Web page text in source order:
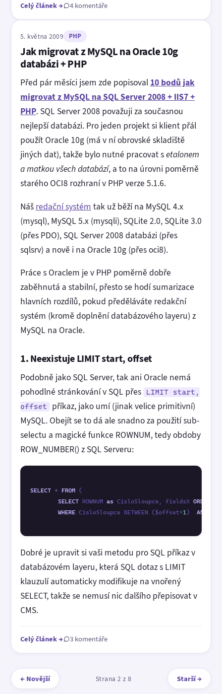
Celý článek→ 4 komentáře
5. května 2009 PHP
Jak migrovat z MySQL na Oracle 10g
databázi + PHP
Před pár měsíci jsem zde popisoval 10 bodů jak
migrovat z MySQL na SQL Server 2008 + IIS7 +
PHP. SQL Server 2008 považuji za současnou
nejlepší databázi. Pro jeden projekt si klient přál
použít Oracle 10g (má v ní obrovské skladiště
jiných dat), takže bylo nutné pracovat setalonem
a matkou všech databází, a to na úrovni poměrně
starého OCI8 rozhraní v PHP verze 5.1.6.
Náš redační systém tak už běží na MySQL 4.x
(mysql), MySQL 5.x (mysqli), SQLite 2.0, SQLite 3.0
(přes PDO), SQL Server 2008 databázi (přes
sqlsrv) a nově i na Oracle 10g (přes oci8).
Práce s Oraclem je v PHP poměrně dobře
zaběhnutá a stabilní, přesto se hodí sumarizace
hlavních rozdílů, pokud předěláváte redakční
systém (kromě doplnění databázového layeru) z
MySQL na Oracle.
1. Neexistuje LIMIT start, offset
Podobně jako SQL Server, tak ani Oracle nemá
pohodlné stránkování v SQL přes
LIMIT start,
offset
příkaz, jako umí (jinak velice primitivní)
MySQL. Obejít se to dá ale snadno za použití sub-
selectu a magické funkce ROWNUM, tedy obdoby
ROW_NUMBER() z SQL Serveru:
SELECT * FROM (
SELECT ROWNUM as CisloSloupce, fieldsX ORDER
WHERE CisloSloupce BETWEEN ($offset+1) AND
Dobré je upravit si vaši metodu pro SQL příkaz v
databázovém layeru, která SQL dotaz s LIMIT
klauzulí automaticky modifikuje na vnořený
SELECT, takže se nemusí nic dalšího přepisovat v
CMS.
Celý článek→ 3 komentáře
← Novější Strana 2 z 8 Starší →